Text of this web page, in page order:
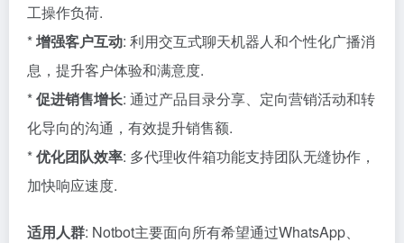
工操作负荷.
*增强客户互动: 利用交互式聊天机器人和个性化广播消
息，提升客户体验和满意度.
*促进销售增长: 通过产品目录分享、定向营销活动和转
化导向的沟通，有效提升销售额.
*优化团队效率: 多代理收件箱功能支持团队无缝协作，
加快响应速度.
适用人群: Notbot主要面向所有希望通过WhatsApp、